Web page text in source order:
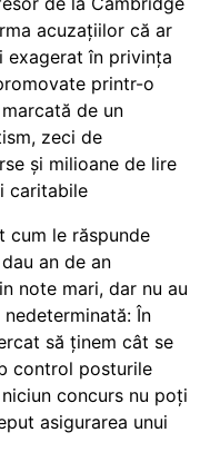
acuzațiilor că ar
exagerat în privința
printr-o
de un
zeci de
și milioane de lire
caritabile
cum le răspunde
an de an
note mari, dar nu au
În
să ținem cât se
control posturile
concurs nu poți
asigurarea unui